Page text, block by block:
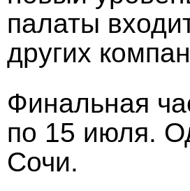
палаты
других
Финальная
по 15 июля.
Сочи.